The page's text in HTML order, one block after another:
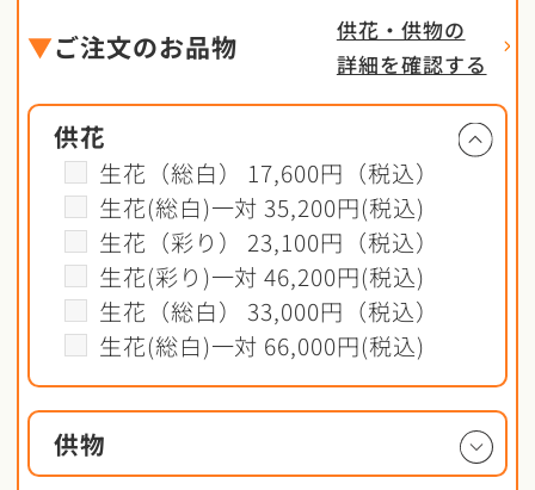
▼ご注文のお品物
供花・供物の
詳細を確認する
供花
生花（総白） 17,600円（税込）
生花(総白)一対 35,200円(税込)
生花（彩り） 23,100円（税込）
生花(彩り)一対 46,200円(税込)
生花（総白） 33,000円（税込）
生花(総白)一対 66,000円(税込)
供物